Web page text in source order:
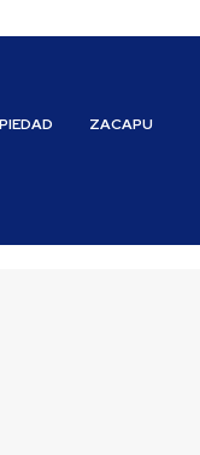
ZACAPU